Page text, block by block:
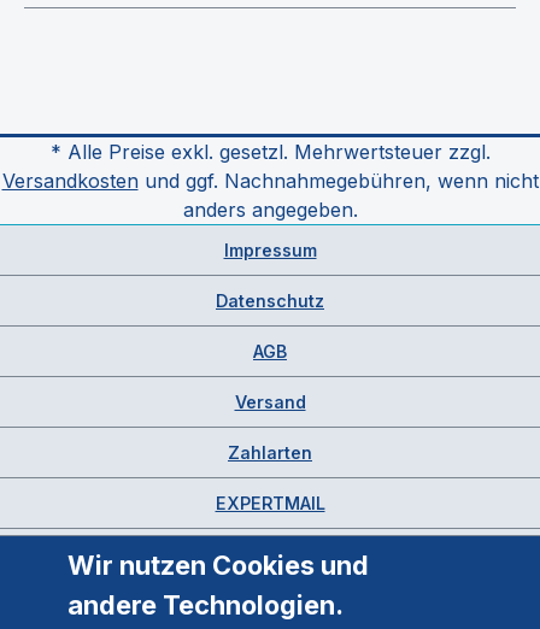
* Alle Preise exkl. gesetzl. Mehrwertsteuer zzgl.
Versandkostenund ggf. Nachnahmegebühren, wenn nicht
anders angegeben.
Impressum
Datenschutz
AGB
Versand
Zahlarten
EXPERTMAIL
Wir nutzen Cookies und
andere Technologien.